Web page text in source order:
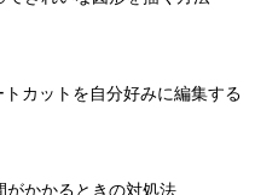
カットを自分好みに編集する
がかかるときの対処法